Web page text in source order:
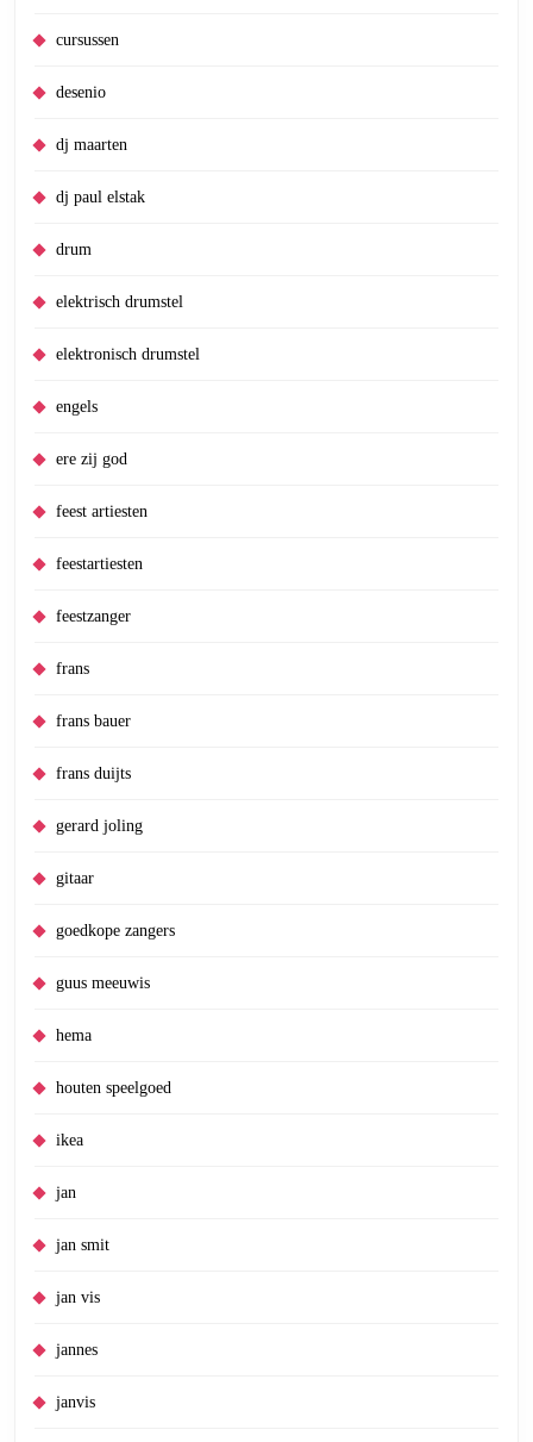
cursussen
desenio
dj maarten
dj paul elstak
drum
elektrisch drumstel
elektronisch drumstel
engels
ere zij god
feest artiesten
feestartiesten
feestzanger
frans
frans bauer
frans duijts
gerard joling
gitaar
goedkope zangers
guus meeuwis
hema
houten speelgoed
ikea
jan
jan smit
jan vis
jannes
janvis